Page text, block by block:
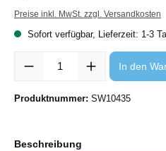
Preise inkl. MwSt. zzgl. Versandkosten
Sofort verfügbar, Lieferzeit: 1-3
Produkt Anzahl: Gib den
In den
Produktnummer: SW10435
Beschreibung